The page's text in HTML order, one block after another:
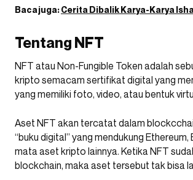
Baca juga:Cerita Dibalik Karya-Karya
Tentang NFT
NFT atau Non-Fungible Token adalah
kripto semacam sertifikat digital yang
yang memiliki foto, video, atau bentuk
Aset NFT akan tercatat dalam
“buku digital” yang mendukung Ethereum,
mata aset kripto lainnya. Ketika NFT
blockchain, maka aset tersebut tak bisa